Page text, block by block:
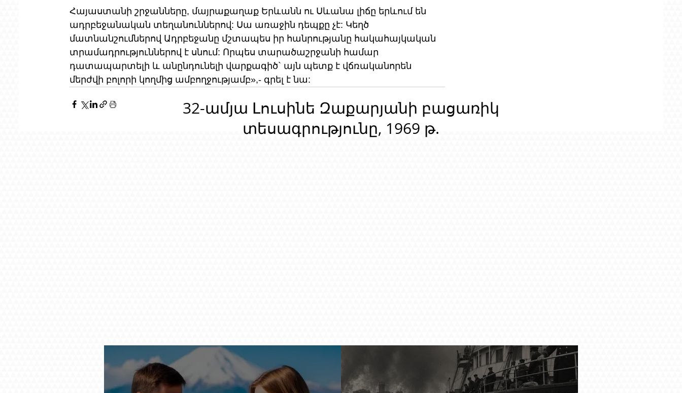
Հայաստանի շրջանները, մայրաքաղաք Երևանն ու Սևանա լիճը երևում են
ադրբեջանական տեղանուններով: Սա առաջին դեպքը չէ: Կեղծ
մատնանշումներով Ադրբեջանը մշտապես իր հանրությանը հակահայկական
տրամադրություններով է սնում: Որպես տարածաշրջանի համար
դատապարտելի և անընդունելի վարքագիծ` այն պետք է վճռականորեն
մերժվի բոլորի կողմից ամբողջությամբ»,- գրել է նա:
32-ամյա Լուսինե Զաքարյանի բացառիկ
տեսագրությունը, 1969 թ.